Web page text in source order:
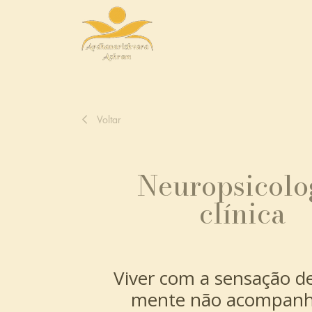
Voltar
clínica